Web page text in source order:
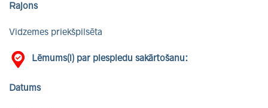
Rajons
Vidzemes priekšpilsēta
Lēmums(i) par piespiedu sakārtošanu:
Datums